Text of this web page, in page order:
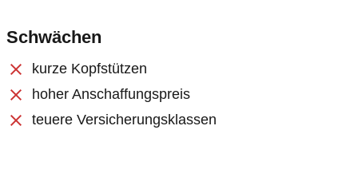
Schwächen
kurze Kopfstützen
hoher Anschaffungspreis
teuere Versicherungsklassen